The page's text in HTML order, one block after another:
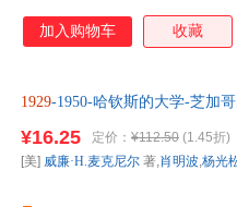
加入购物车 收藏
1929-1950-哈钦斯的大学-芝加
¥16.25 定价： ¥112.50 (1.45折)
[美] 威廉·H.麦克尼尔 著,肖明波,杨光